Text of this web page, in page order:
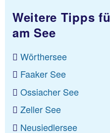
Weitere Tipps
am See
Wörthersee
Faaker See
Ossiacher See
Zeller See
Neusiedlersee